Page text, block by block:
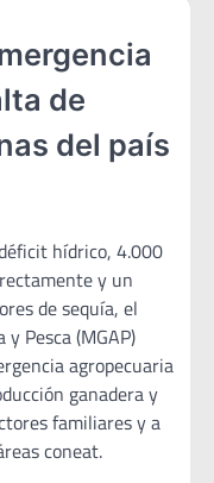
de
del país
hídrico, 4.000
y un
de sequía, el
Pesca (MGAP)
agropecuaria
ganadera y
familiares y a
coneat.